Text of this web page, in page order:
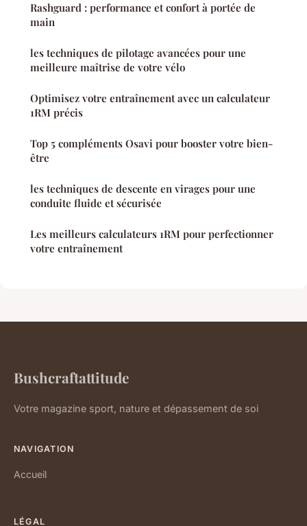
Rashguard : performance et confort à portée de
main
les techniques de pilotage avancées pour une
meilleure maîtrise de votre vélo
Optimisez votre entraînement avec un calculateur
1RM précis
Top 5 compléments Osavi pour booster votre bien-
être
les techniques de descente en virages pour une
conduite fluide et sécurisée
Les meilleurs calculateurs 1RM pour perfectionner
votre entraînement
Bushcraftattitude
Votre magazine sport, nature et dépassement de soi
NAVIGATION
Accueil
LÉGAL